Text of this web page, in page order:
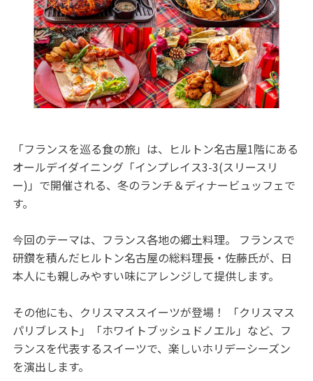
「フランスを巡る食の旅」は、ヒルトン名古屋1階にある
オールデイダイニング「インプレイス3-3(スリースリ
ー)」で開催される、冬のランチ＆ディナービュッフェで
す。
今回のテーマは、フランス各地の郷土料理。 フランスで
研鑽を積んだヒルトン名古屋の総料理長・佐藤氏が、日
本人にも親しみやすい味にアレンジして提供します。
その他にも、クリスマススイーツが登場！ 「クリスマス
パリブレスト」「ホワイトブッシュドノエル」など、フ
ランスを代表するスイーツで、楽しいホリデーシーズン
を演出します。